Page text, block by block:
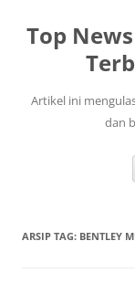
Top
Artikel ini
dan
ARSIP TAG: BENTLEY